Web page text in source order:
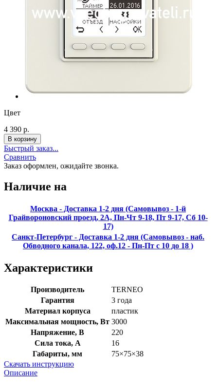
Цвет
4 390 р.
Быстрый заказ...
Сравнить
Заказ оформлен, ожидайте звонка.
Наличие на
Москва - Доставка 1-2 дня (Самовывоз - 1-й
Грайвороновский проезд, 2А, Пн-Чт 9-18, Пт 9-17, Сб 10-
17)
Санкт-Петербург - Доставка 1-2 дня (Самовывоз - наб.
Обводного канала, 122, оф.12 - Пн-Пт с 10 до 18 )
Характеристики
Производитель
TERNEO
Гарантия
3 года
Материал корпуса
пластик
Максимальная мощность, Вт 3000
Напряжение, В
220
Сила тока, А
16
Габариты, мм
75×75×38
Скачать инструкцию
Описание